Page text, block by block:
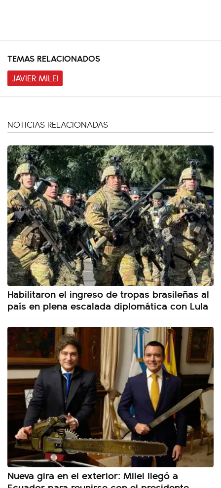
TEMAS RELACIONADOS
JAVIER MILEI
NOTICIAS RELACIONADAS
Habilitaron el ingreso de tropas brasileñas al
país en plena escalada diplomática con Lula
Nueva gira en el exterior: Milei llegó a